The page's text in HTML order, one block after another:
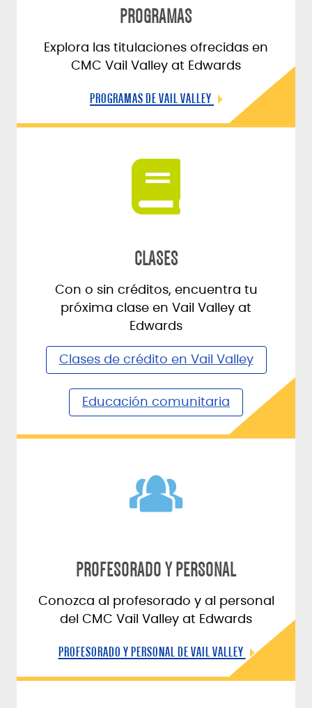
PROGRAMAS
Explora las titulaciones ofrecidas en
CMC Vail Valley at Edwards
PROGRAMAS DE VAIL VALLEY
CLASES
Con o sin créditos, encuentra tu
próxima clase en Vail Valley at
Edwards
Clases de crédito en Vail Valley
Educación comunitaria
PROFESORADO Y PERSONAL
Conozca al profesorado y al personal
del CMC Vail Valley at Edwards
PROFESORADO Y PERSONAL DE VAIL VALLEY